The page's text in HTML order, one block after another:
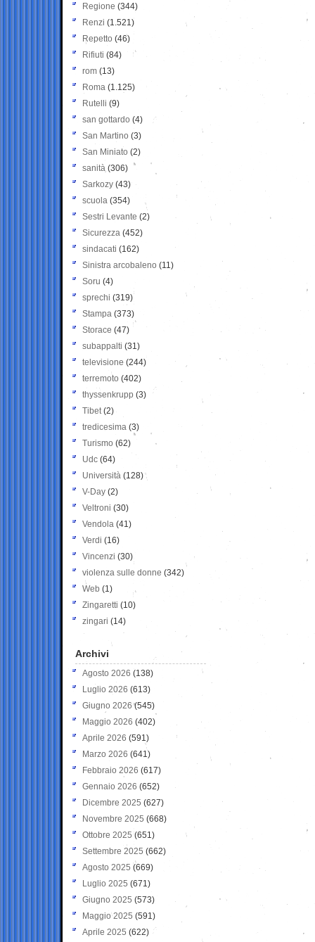
Regione (344)
Renzi (1.521)
Repetto (46)
Rifiuti (84)
rom (13)
Roma (1.125)
Rutelli (9)
san gottardo (4)
San Martino (3)
San Miniato (2)
sanità (306)
Sarkozy (43)
scuola (354)
Sestri Levante (2)
Sicurezza (452)
sindacati (162)
Sinistra arcobaleno (11)
Soru (4)
sprechi (319)
Stampa (373)
Storace (47)
subappalti (31)
televisione(244)
terremoto (402)
thyssenkrupp (3)
Tibet(2)
tredicesima (3)
Turismo (62)
Udc (64)
Università (128)
V-Day (2)
Veltroni (30)
Vendola (41)
Verdi (16)
Vincenzi (30)
violenza sulle donne (342)
Web (1)
Zingaretti (10)
zingari (14)
Archivi
Agosto 2026 (138)
Luglio 2026 (613)
Giugno 2026 (545)
Maggio 2026 (402)
Aprile 2026 (591)
Marzo 2026 (641)
Febbraio 2026 (617)
Gennaio 2026 (652)
Dicembre 2025 (627)
Novembre 2025 (668)
Ottobre 2025 (651)
Settembre 2025 (662)
Agosto 2025 (669)
Luglio 2025 (671)
Giugno 2025 (573)
Maggio 2025 (591)
Aprile 2025 (622)